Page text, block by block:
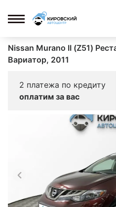
Nissan Murano II (Z51)
Вариатор, 2011
2 платежа по кредиту
оплатим за вас